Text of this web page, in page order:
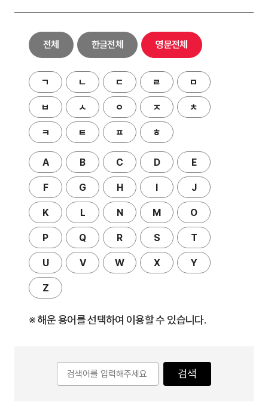
전체 한글전체 영문전체
ㄱ ㄴ ㄷ ㄹ ㅁ
ㅂ ㅅ ㅇ ㅈ ㅊ
ㅋ ㅌ ㅍ ㅎ
A B C D E
F G H I J
K L N M O
P Q R S T
U V W X Y
Z
※ 해운 용어를 선택하여 이용할 수 있습니다.
검색